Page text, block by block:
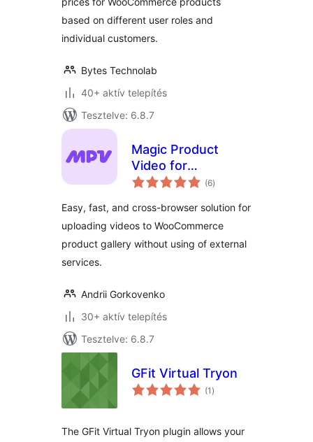
based on different user roles and
individual customers.
Bytes Technolab
40+ aktív telepítés
Tesztelve: 6.8.7
Magic Product
Video for
WooCommerce
(6értékelés
összesen
)
Easy, fast, and cross-browser solution for
uploading videos to WooCommerce
product gallery without using of external
services.
Andrii Gorkovenko
30+ aktív telepítés
Tesztelve: 6.8.7
GFit Virtual Tryon
(1 értékelés
összesen
)
The GFit Virtual Tryon plugin allows your